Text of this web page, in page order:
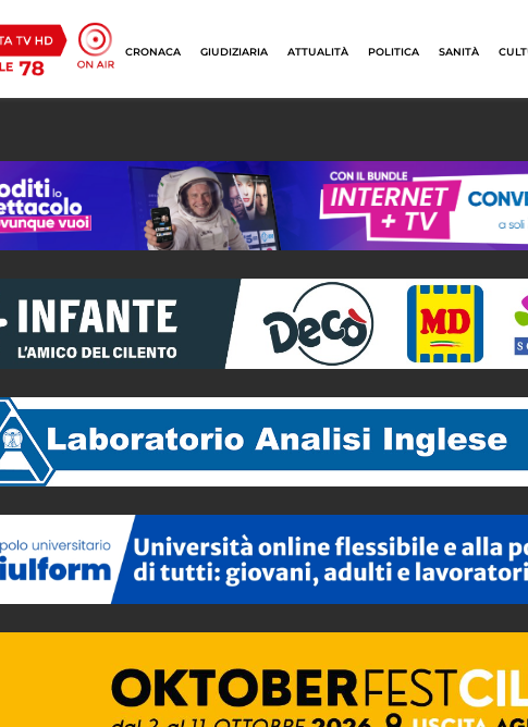
CRONACA GIUDIZIARIA ATTUALITÀ POLITICA SANITÀ